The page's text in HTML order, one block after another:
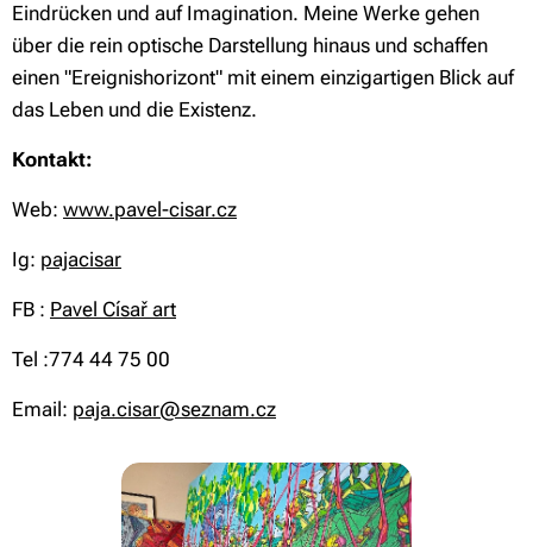
Eindrücken und auf Imagination. Meine Werke gehen
über die rein optische Darstellung hinaus und schaffen
einen "Ereignishorizont" mit einem einzigartigen Blick auf
das Leben und die Existenz.
Kontakt:
Web: www.pavel-cisar.cz
Ig: pajacisar
FB : Pavel Císař art
Tel :774 44 75 00
Email: paja.cisar@seznam.cz